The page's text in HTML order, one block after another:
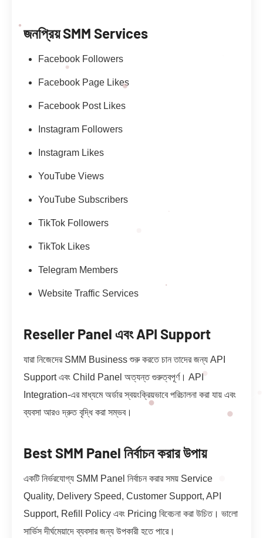
জনপ্রিয় SMM Services
Facebook Followers
Facebook Page Likes
Facebook Post Likes
Instagram Followers
Instagram Likes
YouTube Views
YouTube Subscribers
TikTok Followers
TikTok Likes
Telegram Members
Website Traffic Services
Reseller Panel এবং API Support
যারা নিজেদের SMM Business শুরু করতে চান তাদের জন্য API
Support এবং Child Panel অত্যন্ত গুরুত্বপূর্ণ। API
Integration-এর মাধ্যমে অর্ডার স্বয়ংক্রিয়ভাবে পরিচালনা করা যায় এবং
ব্যবসা আরও দ্রুত বৃদ্ধি করা সম্ভব।
Best SMM Panel নির্বাচন করার উপায়
একটি নির্ভরযোগ্য SMM Panel নির্বাচন করার সময় Service
Quality, Delivery Speed, Customer Support, API
Support, Refill Policy এবং Pricing বিবেচনা করা উচিত। ভালো
সার্ভিস দীর্ঘমেয়াদে ব্যবসার জন্য উপকারী হতে পারে।